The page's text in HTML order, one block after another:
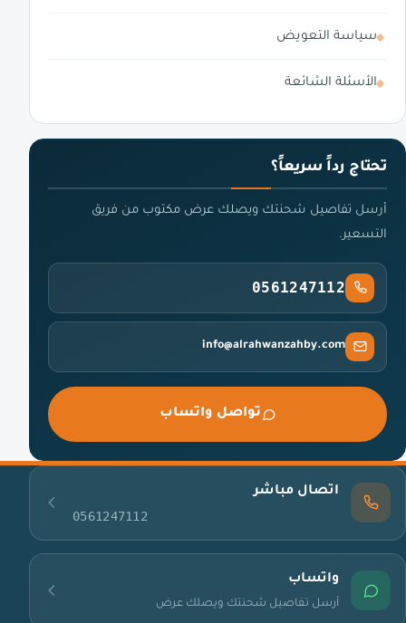
سياسة التعويض
الأسئلة الشائعة
تحتاج رداً سريعاً؟
أرسل تفاصيل شحنتك ويصلك عرض مكتوب من فريق
التسعير.
0561247112
info@alrahwanzahby.com
تواصل واتساب
اتصال مباشر
0561247112
واتساب
أرسل تفاصيل شحنتك ويصلك عرض